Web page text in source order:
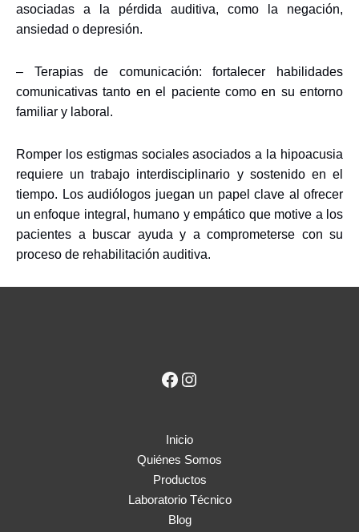
asociadas a la pérdida auditiva, como la negación,
ansiedad o depresión.
– Terapias de comunicación: fortalecer habilidades
comunicativas tanto en el paciente como en su entorno
familiar y laboral.
Romper los estigmas sociales asociados a la hipoacusia
requiere un trabajo interdisciplinario y sostenido en el
tiempo. Los audiólogos juegan un papel clave al ofrecer
un enfoque integral, humano y empático que motive a los
pacientes a buscar ayuda y a comprometerse con su
proceso de rehabilitación auditiva.
Inicio
Quiénes Somos
Productos
Laboratorio Técnico
Blog